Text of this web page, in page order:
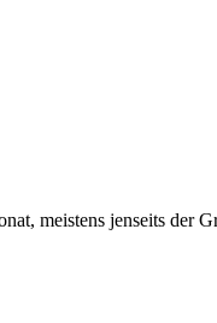
meistens jenseits der